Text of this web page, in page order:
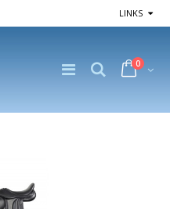
LINKS
0